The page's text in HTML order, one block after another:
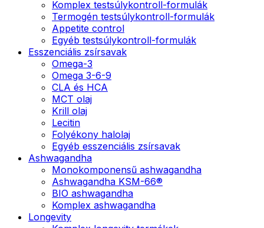
Komplex testsúlykontroll-formulák
Termogén testsúlykontroll-formulák
Appetite control
Egyéb testsúlykontroll-formulák
Esszenciális zsírsavak
Omega-3
Omega 3-6-9
CLA és HCA
MCT olaj
Krill olaj
Lecitin
Folyékony halolaj
Egyéb esszenciális zsírsavak
Ashwagandha
Monokomponensű ashwagandha
Ashwagandha KSM-66®
BIO ashwagandha
Komplex ashwagandha
Longevity